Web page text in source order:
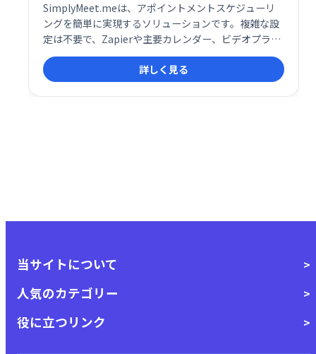
SimplyMeet.meは、アポイントメントスケジューリ
ングを簡単に実現するソリューションです。複雑な設
定は不要で、Zapierや主要カレンダー、ビデオプラッ
トフォームとの統合も可能です。スムーズな予約管理
で、お客様と効率的なミーティングを実現します。業
務効率化に繋がるシンプルで使いやすいシステムで
す。
詳しく見る
当サイトについて
人気のカテゴリー
役に立つリンク